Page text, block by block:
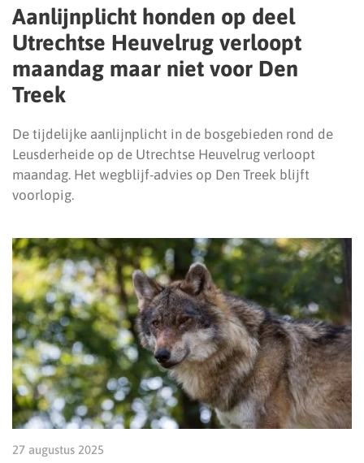
Aanlijnplicht honden op deel
Utrechtse Heuvelrug verloopt
maandag maar niet voor Den
Treek
De tijdelijke aanlijnplicht in de bosgebieden rond de
Leusderheide op de Utrechtse Heuvelrug verloopt
maandag. Het wegblijf-advies op Den Treek blijft
voorlopig.
27 augustus 2025